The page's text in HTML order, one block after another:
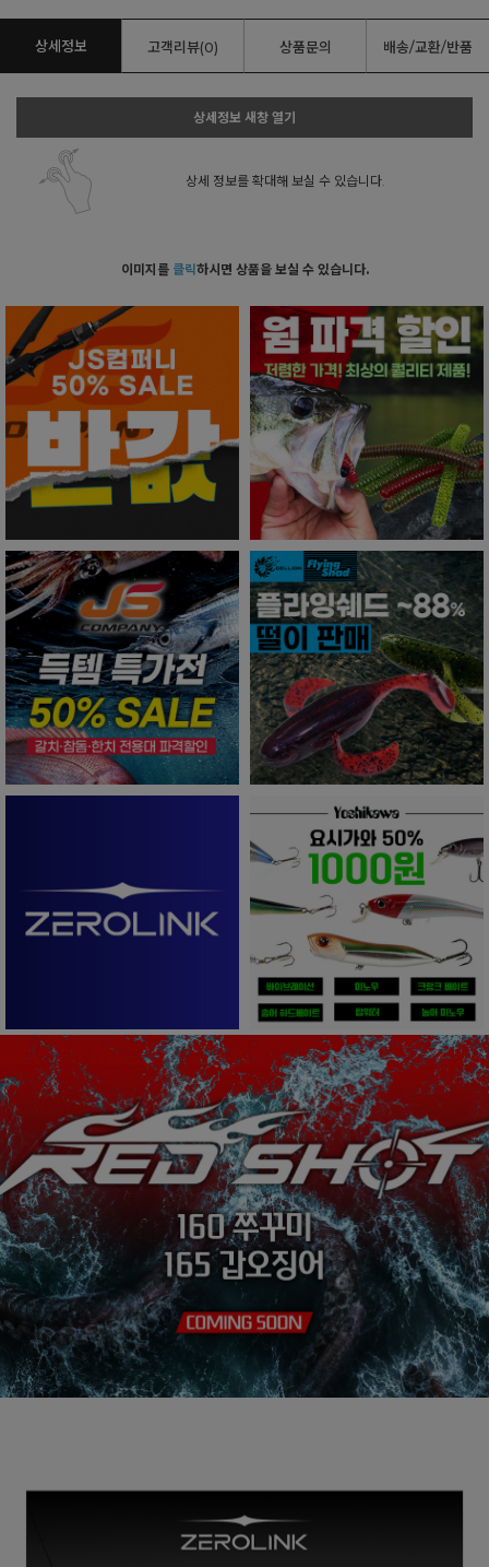
상세정보 고객리뷰(0) 상품문의 배송/교환/반품
상세정보 새창 열기
상세 정보를 확대해 보실 수 있습니다.
이미지를 클릭하시면 상품을 보실 수 있습니다.